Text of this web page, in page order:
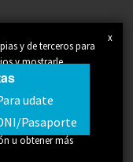
udate
Pasaporte
x
y de terceros para
y mostrarle
sus preferencias
hábitos de
navegando,
su uso. Puede
u obtener más